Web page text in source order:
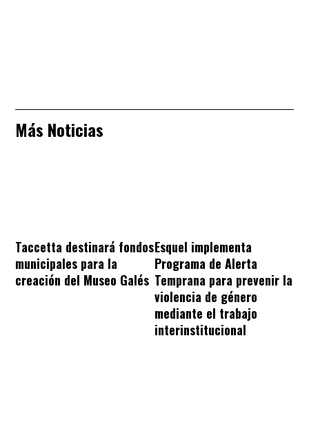
Más Noticias
Taccetta destinará fondos
municipales para la
creación del Museo Galés
Esquel implementa
Programa de Alerta
Temprana para prevenir la
violencia de género
mediante el trabajo
interinstitucional